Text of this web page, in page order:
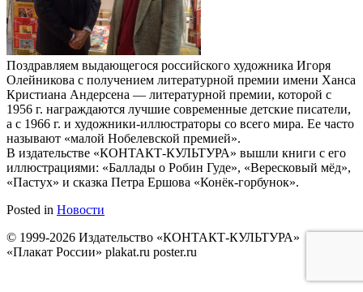
Поздравляем выдающегося российского художника Игоря
Олейникова с получением литературной премии имени Ханса
Кристиана Андерсена — литературной премии, которой с
1956 г. награждаются лучшие современные детские писатели,
а с 1966 г. и художники-иллюстраторы со всего мира. Ее часто
называют «малой Нобелевской премией».
В издательстве «КОНТАКТ-КУЛЬТУРА» вышли книги с его
иллюстрациями: «Баллады о Робин Гуде», «Вересковый мёд»,
«Пастух» и сказка Петра Ершова «Конёк-горбунок».
Posted in Новости
© 1999-2026 Издательство «КОНТАКТ-КУЛЬТУРА»
«Плакат России» plakat.ru poster.ru